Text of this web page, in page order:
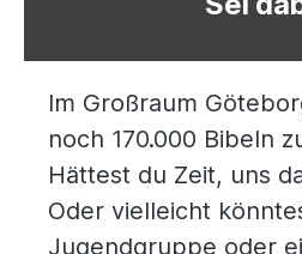
Im Großraum
noch 170.000 Bibeln
Hättest du Zeit, uns
Oder vielleicht
Jugendgruppe oder